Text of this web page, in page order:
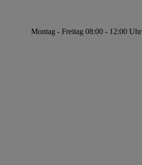
Montag - Freitag 08:00 - 12:00 Uhr